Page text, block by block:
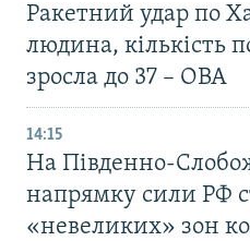
Ракетний удар по
людина, кількість
зросла до 37 – ОВА
14:15
На Південно-
напрямку сили РФ
«невеликих» зон